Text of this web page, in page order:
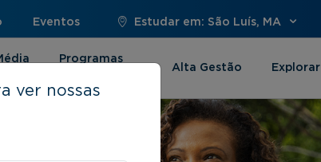
Eventos Estudar em: São Luís, MA
Programas
Alta Gestão Explorar
ver nossas